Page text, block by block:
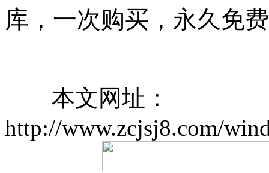
库，一次购买，永久免
本文网址：
http://www.zcjsj8.com/